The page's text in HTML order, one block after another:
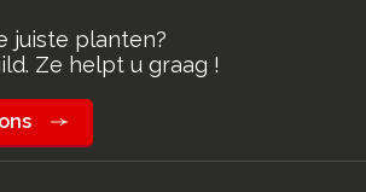
juiste planten?
Ze helpt u graag !